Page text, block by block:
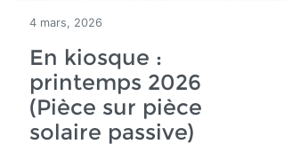
4 mars, 2026
En kiosque :
printemps 2026
(Pièce sur pièce
solaire passive)